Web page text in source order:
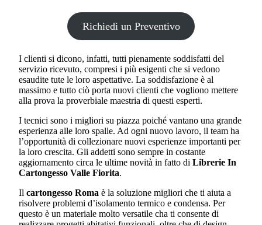
Richiedi un Preventivo
I clienti si dicono, infatti, tutti pienamente soddisfatti del
servizio ricevuto, compresi i più esigenti che si vedono
esaudite tute le loro aspettative. La soddisfazione è al
massimo e tutto ciò porta nuovi clienti che vogliono mettere
alla prova la proverbiale maestria di questi esperti.
I tecnici sono i migliori su piazza poiché vantano una grande
esperienza alle loro spalle. Ad ogni nuovo lavoro, il team ha
l’opportunità di collezionare nuovi esperienze importanti per
la loro crescita. Gli addetti sono sempre in costante
aggiornamento circa le ultime novità in fatto di Librerie In
Cartongesso Valle Fiorita.
Il cartongesso Roma è la soluzione migliori che ti aiuta a
risolvere problemi d’isolamento termico e condensa. Per
questo è un materiale molto versatile cha ti consente di